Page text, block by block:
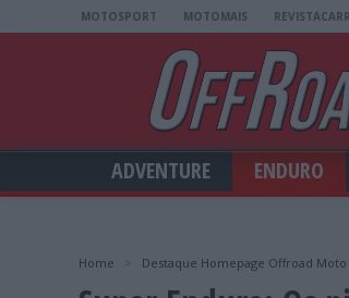
MOTOSPORT MOTOMAIS
ADVENTURE ENDURO
Home Destaque Homepage Offroad Moto